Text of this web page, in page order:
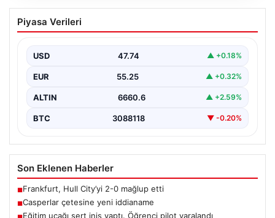
Casperlar çetesine yeni iddianame
Piyasa Verileri
USD 47.74 ▲ +0.18%
EUR 55.25 ▲ +0.32%
ALTIN 6660.6 ▲ +2.59%
BTC 3088118 ▼ -0.20%
Son Eklenen Haberler
■Frankfurt, Hull City’yi 2-0 mağlup etti
■Casperlar çetesine yeni iddianame
■Eğitim uçağı sert iniş yaptı. Öğrenci pilot yaralandı